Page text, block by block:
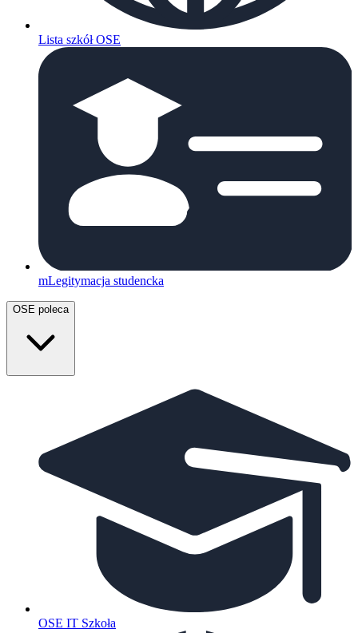
Lista szkół OSE
mLegitymacja studencka
OSE poleca
OSE IT Szkoła